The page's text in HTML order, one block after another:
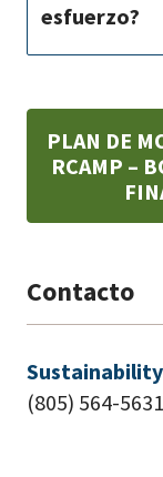
PLAN DE
RCAMP –
Contacto
(805) 564-5631
esfuerzo?